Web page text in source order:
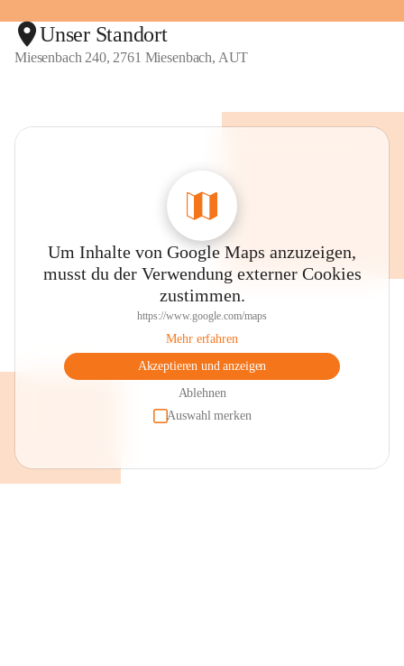
Unser Standort
Miesenbach 240, 2761 Miesenbach, AUT
Um Inhalte von Google Maps anzuzeigen,
musst du der Verwendung externer Cookies
zustimmen.
https://www.google.com/maps
Mehr erfahren
Akzeptieren und anzeigen
Ablehnen
Auswahl merken